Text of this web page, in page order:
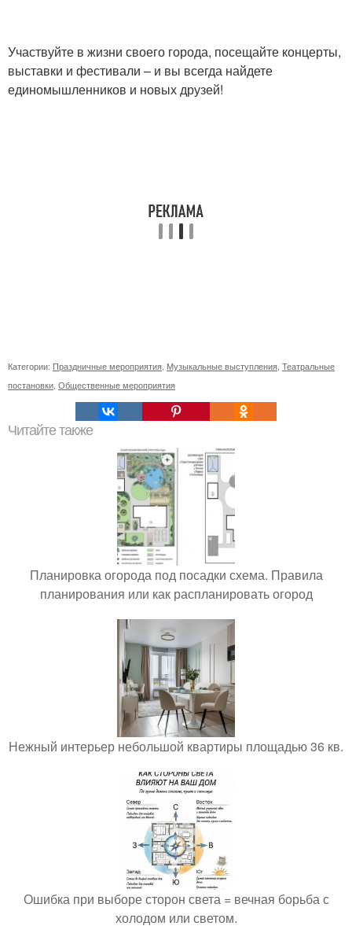
Участвуйте в жизни своего города, посещайте концерты,
выставки и фестивали – и вы всегда найдете
единомышленников и новых друзей!
Категории: Праздничные мероприятия Музыкальные выступления Театральные
постановки Общественные мероприятия
Читайте также
Планировка огорода под посадки схема. Правила
планирования или как распланировать огород
Нежный интерьер небольшой квартиры площадью 36 кв.
Ошибка при выборе сторон света = вечная борьба с
холодом или светом.